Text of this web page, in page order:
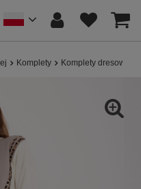
Komplety Komplety dresowe